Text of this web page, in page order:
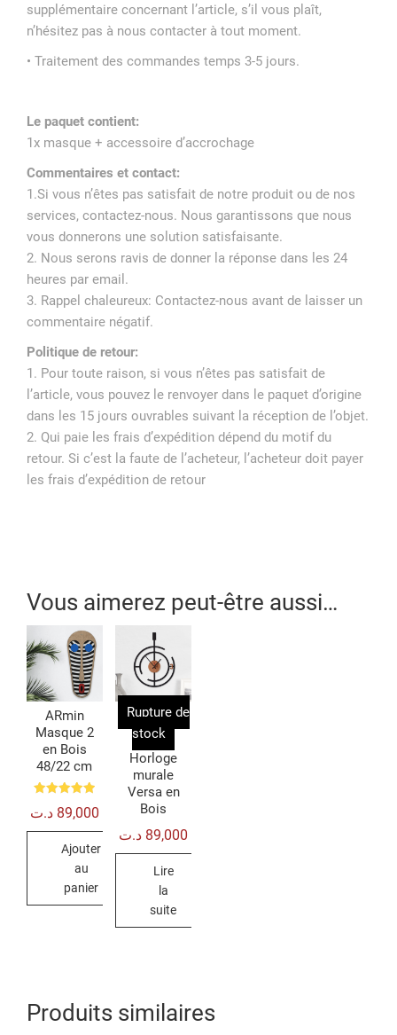
supplémentaire concernant l’article, s’il vous plaît,
n’hésitez pas à nous contacter à tout moment.
• Traitement des commandes temps 3-5 jours.
Le paquet contient:
1x masque + accessoire d’accrochage
Commentaires et contact:
1.Si vous n’êtes pas satisfait de notre produit ou de nos
services, contactez-nous. Nous garantissons que nous
vous donnerons une solution satisfaisante.
2. Nous serons ravis de donner la réponse dans les 24
heures par email.
3. Rappel chaleureux: Contactez-nous avant de laisser un
commentaire négatif.
Politique de retour:
1. Pour toute raison, si vous n’êtes pas satisfait de
l’article, vous pouvez le renvoyer dans le paquet d’origine
dans les 15 jours ouvrables suivant la réception de l’objet.
2. Qui paie les frais d’expédition dépend du motif du
retour. Si c’est la faute de l’acheteur, l’acheteur doit payer
les frais d’expédition de retour
Vous aimerez peut-être aussi…
ARmin
Masque 2
en Bois
48/22 cm
5.00
89,000 د.ت
Ajouter
au
panier
Rupture de
stock
Horloge
murale
Versa en
Bois
89,000 د.ت
Lire
la
suite
Produits similaires